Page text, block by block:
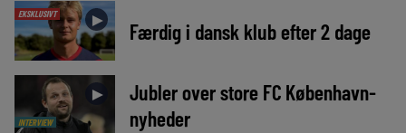
EKSKLUSIVT ► Færdig i dansk klub efter 2 dage
INTERVIEW
►
Jubler over store FC København-
nyheder